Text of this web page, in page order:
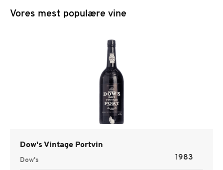
Vores mest populære vine
Dow's Vintage Portvin
Dow's 1983